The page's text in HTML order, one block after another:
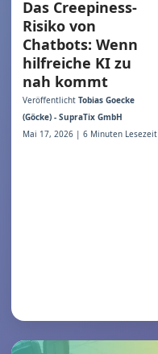
Das Creepiness-
Risiko von
Chatbots: Wenn
hilfreiche KI zu
nah kommt
Veröffentlicht Tobias Goecke
(Göcke) - SupraTix GmbH
Mai 17, 2026 | 6 Minuten Lesezeit